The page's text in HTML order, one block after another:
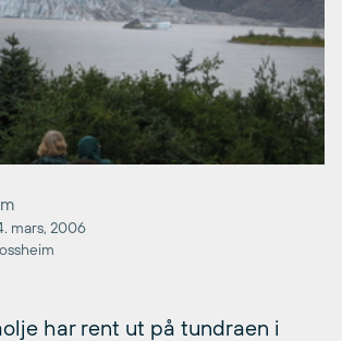
mars, 2006
har rent ut på tundraen i